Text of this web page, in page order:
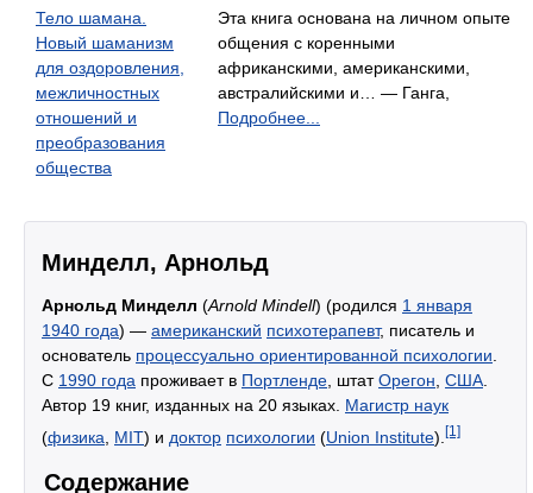
Тело шамана.
Новый шаманизм
для оздоровления,
межличностных
отношений и
преобразования
общества
Эта книга основана на личном опыте
общения с коренными
африканскими, американскими,
австралийскими и… — Ганга,
Подробнее...
Минделл, Арнольд
Арнольд Минделл (Arnold Mindell) (родился 1 января
1940 года) — американский психотерапевт, писатель и
основатель процессуально ориентированной психологии
С 1990 года проживает в Портленде , штатОрегон США
Автор 19 книг, изданных на 20 языках. Магистр наук
(физика MIT) и доктор психологии (Union Institute). [1]
Содержание